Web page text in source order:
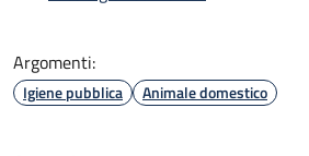
Argomenti:
Igiene pubblica Animale domestico